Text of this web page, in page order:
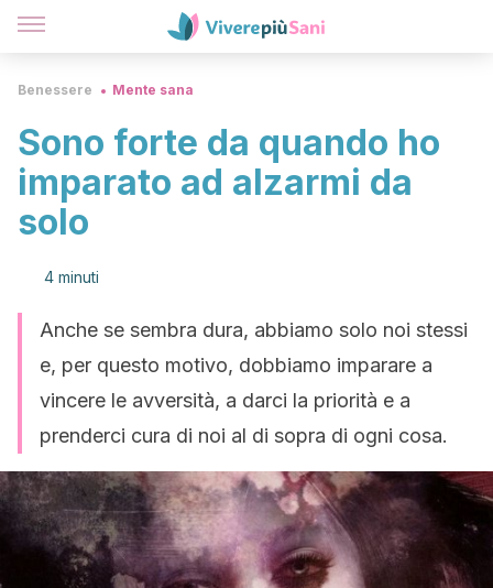
Benessere Mente sana
Sono forte da quando ho
imparato ad alzarmi da
solo
4 minuti
Anche se sembra dura, abbiamo solo noi stessi
e, per questo motivo, dobbiamo imparare a
vincere le avversità, a darci la priorità e a
prenderci cura di noi al di sopra di ogni cosa.